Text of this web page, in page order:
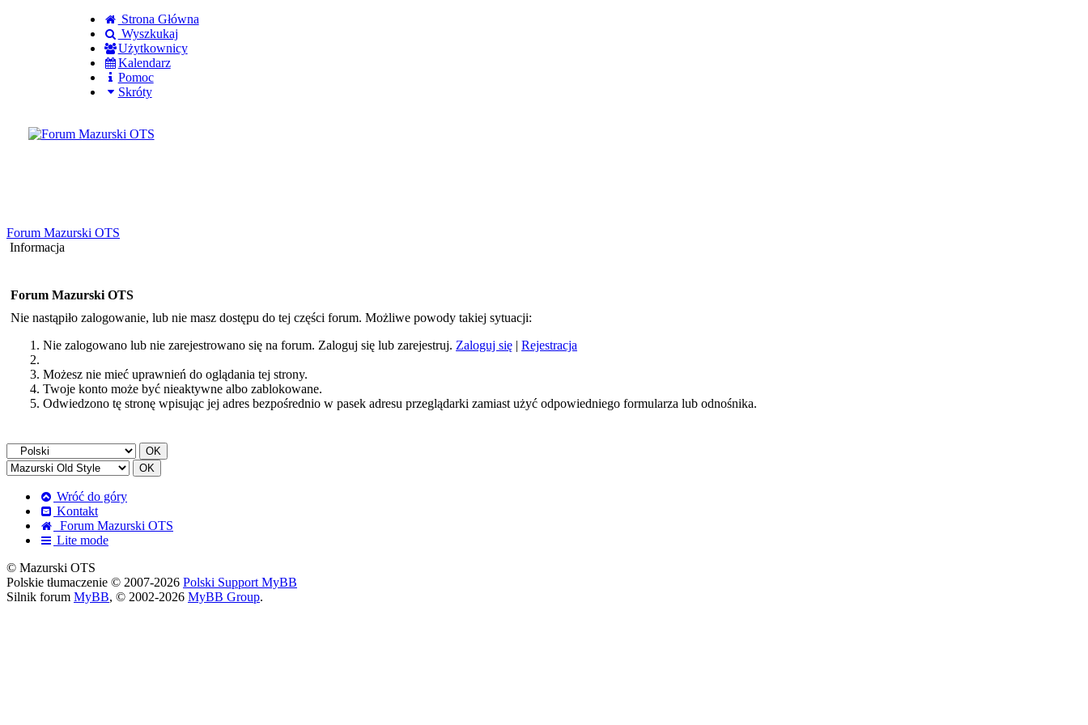
Strona Główna
Wyszkukaj
Użytkownicy
Kalendarz
Pomoc
Skróty
Forum Mazurski OTS
Informacja
Forum Mazurski OTS
Nie nastąpiło zalogowanie, lub nie masz dostępu do tej części forum. Możliwe powody takiej sytuacji:
Nie zalogowano lub nie zarejestrowano się na forum. Zaloguj się lub zarejestruj. Zaloguj się | Rejestracja
Możesz nie mieć uprawnień do oglądania tej strony.
Twoje konto może być nieaktywne albo zablokowane.
Odwiedzono tę stronę wpisując jej adres bezpośrednio w pasek adresu przeglądarki zamiast użyć odpowiedniego formularza lub odnośnika.
Wróć do góry
Kontakt
Forum Mazurski OTS
Lite mode
© Mazurski OTS
Polskie tłumaczenie © 2007-2026 Polski Support MyBB
Silnik forum MyBB, © 2002-2026 MyBB Group.